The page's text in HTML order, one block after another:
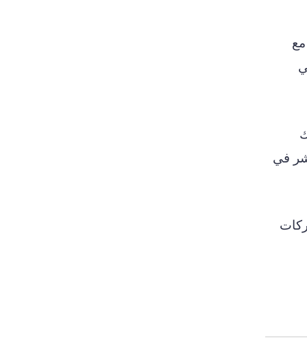
البيتكوين لمدة 30 يومًا مع
في